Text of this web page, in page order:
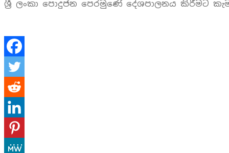
ශ්‍රී ලංකා පොදුජන පෙරමුණේ දේශපාලනය කිරීමට